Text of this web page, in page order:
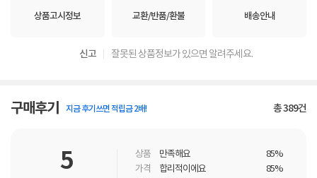
상품고시정보 교환/반품/환불 배송안내
신고 잘못된 상품정보가 있으면 알려주세요.
구매후기 지금 후기쓰면 적립금 2배! 총389건
5 상품 만족해요
85%
가격
합리적이에요
85%